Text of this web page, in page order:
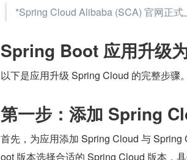
*Spring Cloud Alibaba (SCA) 官网正
Spring Boot 应用升级
以下是应用升级 Spring Cloud 的完整步骤。
第一步：添加 Spring
首先，为应用添加 Spring Cloud 与
oot 版本选择合适的 Spring Cloud 版本，